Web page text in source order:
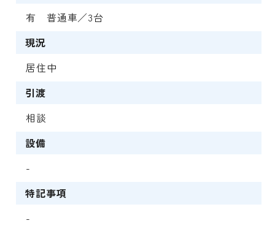
有 普通車／3台
現況
居住中
引渡
相談
設備
-
特記事項
-